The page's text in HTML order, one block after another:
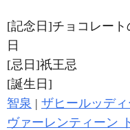
[記念日]チョコレート
日
[忌日]祇王忌
[誕生日]
智泉 | ザヒールッデ
ヴァーレンティーン